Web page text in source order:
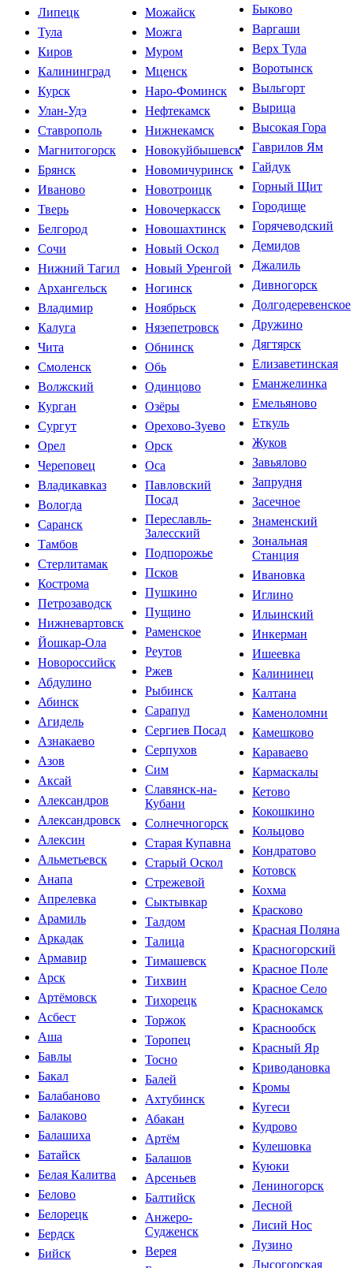
Липецк
Тула
Киров
Калининград
Курск
Улан-Удэ
Ставрополь
Магнитогорск
Брянск
Иваново
Тверь
Белгород
Сочи
Нижний Тагил
Архангельск
Владимир
Калуга
Чита
Смоленск
Волжский
Курган
Сургут
Орел
Череповец
Владикавказ
Вологда
Саранск
Тамбов
Стерлитамак
Кострома
Петрозаводск
Нижневартовск
Йошкар-Ола
Новороссийск
Абдулино
Абинск
Агидель
Азнакаево
Азов
Аксай
Александров
Александровск
Алексин
Альметьевск
Анапа
Апрелевка
Арамиль
Аркадак
Армавир
Арск
Артёмовск
Асбест
Аша
Бавлы
Бакал
Балабаново
Балаково
Балашиха
Батайск
Белая Калитва
Белово
Белорецк
Бердск
Бийск
Можайск
Можга
Муром
Мценск
Наро-Фоминск
Нефтекамск
Нижнекамск
Новокуйбышевск
Новомичуринск
Новотроицк
Новочеркасск
Новошахтинск
Новый Оскол
Новый Уренгой
Ногинск
Ноябрьск
Нязепетровск
Обнинск
Обь
Одинцово
Озёры
Орехово-Зуево
Орск
Оса
Павловский
Посад
Переславль-
Залесский
Подпорожье
Псков
Пушкино
Пущино
Раменское
Реутов
Ржев
Рыбинск
Сарапул
Сергиев Посад
Серпухов
Сим
Славянск-на-
Кубани
Солнечногорск
Старая Купавна
Старый Оскол
Стрежевой
Сыктывкар
Талдом
Талица
Тимашевск
Тихвин
Тихорецк
Торжок
Торопец
Тосно
Балей
Ахтубинск
Абакан
Артём
Балашов
Арсеньев
Балтийск
Анжеро-
Судженск
Верея
Быково
Варгаши
Верх Тула
Воротынск
Выльгорт
Вырица
Высокая Гора
Гаврилов Ям
Гайдук
Горный Щит
Городище
Горячеводский
Демидов
Джалиль
Дивногорск
Долгодеревенское
Дружино
Дягтярск
Елизаветинская
Еманжелинка
Емельяново
Еткуль
Жуков
Завьялово
Запрудня
Засечное
Знаменский
Зональная
Станция
Ивановка
Иглино
Ильинский
Инкерман
Ишеевка
Калининец
Калтана
Каменоломни
Камешково
Караваево
Кармаскалы
Кетово
Кокошкино
Кольцово
Кондратово
Котовск
Кохма
Красково
Красная Поляна
Красногорский
Красное Поле
Красное Село
Краснокамск
Краснообск
Красный Яр
Криводановка
Кромы
Кугеси
Кудрово
Кулешовка
Куюки
Лениногорск
Лесной
Лисий Нос
Лузино
Лысогорская